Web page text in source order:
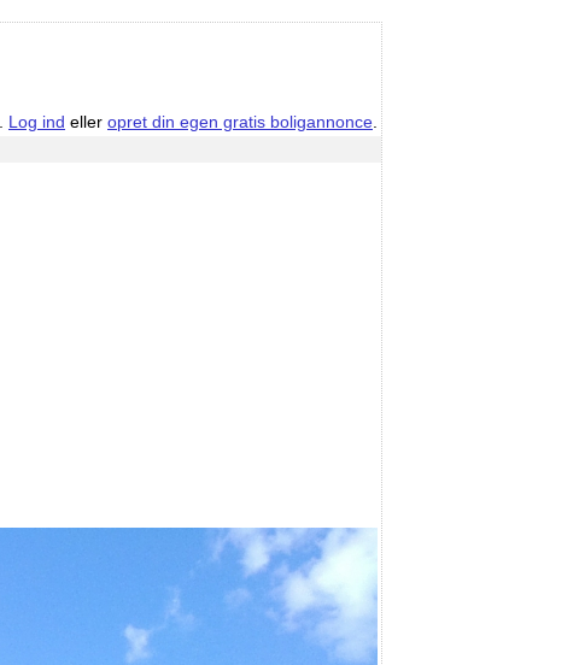
Log ind eller opret din egen gratis boligannonce